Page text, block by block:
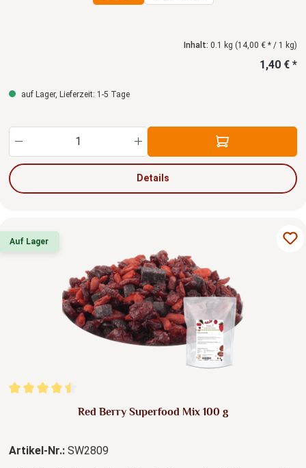
Inhalt: 0.1 kg (14,00 € * / 1 kg)
1,40 € *
auf Lager, Lieferzeit: 1-5 Tage
Produkt Anzahl: Gib den gewünschten Wert
Details
Auf Lager
Durchschnittliche Bewertung von 4.5 von 5 Sternen
Red Berry Superfood Mix 100 g
Artikel-Nr.: SW2809